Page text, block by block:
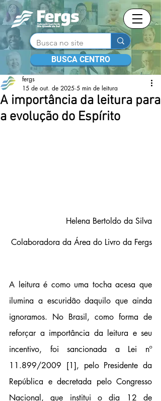
BUSCA CENTRO
A importância da leitura para
a evolução do Espírito
fergs
15 de out. de 2025 5 min de leitura
Helena Bertoldo da Silva
Colaboradora da Área do Livro da Fergs
A leitura é como uma tocha acesa que
ilumina a escuridão daquilo que ainda
ignoramos. No Brasil, como forma de
reforçar a importância da leitura e seu
incentivo, foi sancionada a Lei nº
11.899/2009 [1], pelo Presidente da
República e decretada pelo Congresso
Nacional, que institui o dia 12 de